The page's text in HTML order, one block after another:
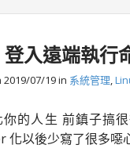
登入遠端執行
2019/07/19in 系統管理,
你的人生 前鎮子搞
化以後少寫了很多噁